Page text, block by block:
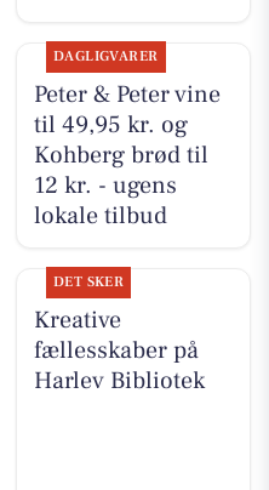
DAGLIGVARER
Peter & Peter vine
til 49,95 kr. og
Kohberg brød til
12 kr. - ugens
lokale tilbud
DET SKER
Kreative
fællesskaber på
Harlev Bibliotek